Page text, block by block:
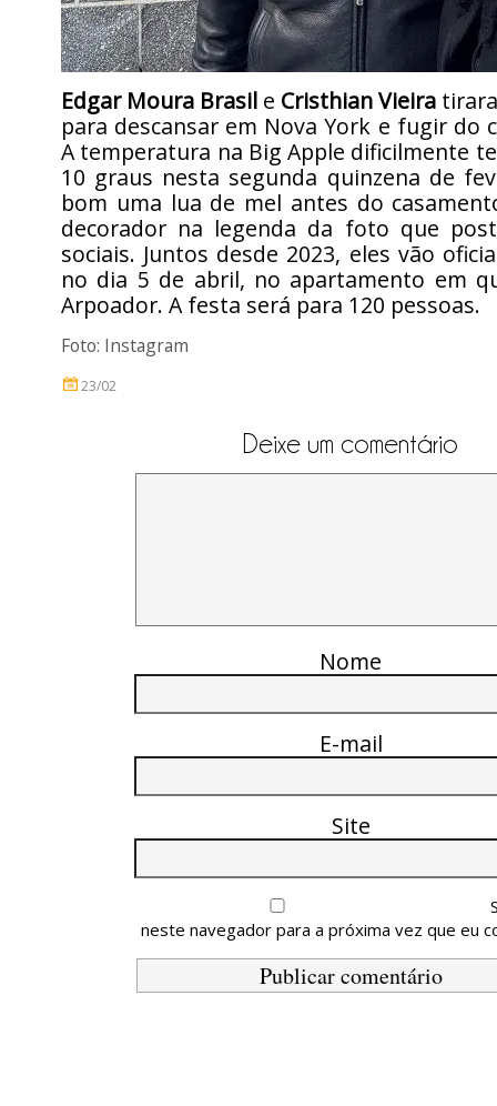
Edgar Moura Brasil e Cristhian Vieira
para descansar em Nova York e fugir do
A temperatura na Big Apple dificilmente
10 graus nesta segunda quinzena de
bom uma lua de mel antes do
decorador na legenda da foto que
sociais. Juntos desde 2023, eles vão
no dia 5 de abril, no apartamento em
Arpoador. A festa será para 120 pessoas.
Foto: Instagram
23/02
Deixe um comentário
Nome
E-mail
Site
neste navegador para a próxima vez que eu